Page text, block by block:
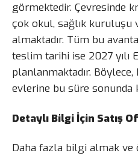
görmektedir. Çevresinde
çok okul, sağlık kuruluşu
almaktadır. Tüm bu
teslim tarihi ise 2027 yılı
planlanmaktadır.
evlerine bu süre sonunda
Detaylı Bilgi İçin Satış
Daha fazla bilgi almak ve